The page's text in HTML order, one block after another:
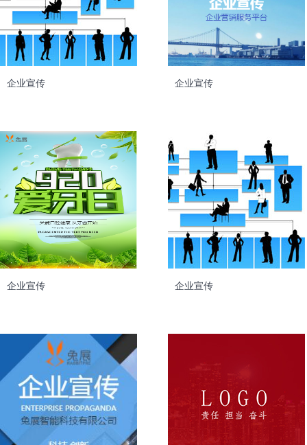
企业宣传 企业宣传
企业宣传 企业宣传